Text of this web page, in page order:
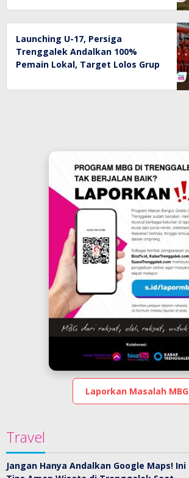
Launching U-17, Persiga
Trenggalek Andalkan 100%
Pemain Lokal, Target Lolos Grup
Laporkan Masalah MBG
Travel
Jangan Hanya Andalkan Google Maps! Ini